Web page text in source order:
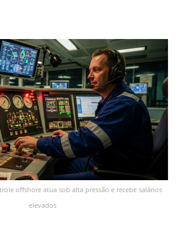
offshore atua sob alta pressão e recebe salários
elevados